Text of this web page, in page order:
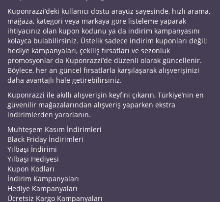
Kuponrazzi’deki kullanıcı dostu arayüz sayesinde, hızlı arama,
mağaza, kategori veya markaya göre listeleme yaparak
ihtiyacınız olan kupon kodunu ya da indirim kampanyasını
kolayca bulabilirsiniz. Üstelik sadece indirim kuponları değil;
hediye kampanyaları, çekiliş fırsatları ve sezonluk
promosyonlar da Kuponrazzi’de düzenli olarak güncellenir.
Böylece, her an güncel fırsatlarla karşılaşarak alışverişinizi
daha avantajlı hale getirebilirsiniz.
Kuponrazzi ile akıllı alışverişin keyfini çıkarın, Türkiye’nin en
güvenilir mağazalarından alışveriş yaparken ekstra
indirimlerden yararlanın.
Muhteşem Kasım İndirimleri
Black Friday İndirimleri
Yılbaşı İndirimi
Yılbaşı Hediyesi
Kupon Kodları
İndirim Kampanyaları
Hediye Kampanyaları
Ücretsiz Kargo Kampanyaları